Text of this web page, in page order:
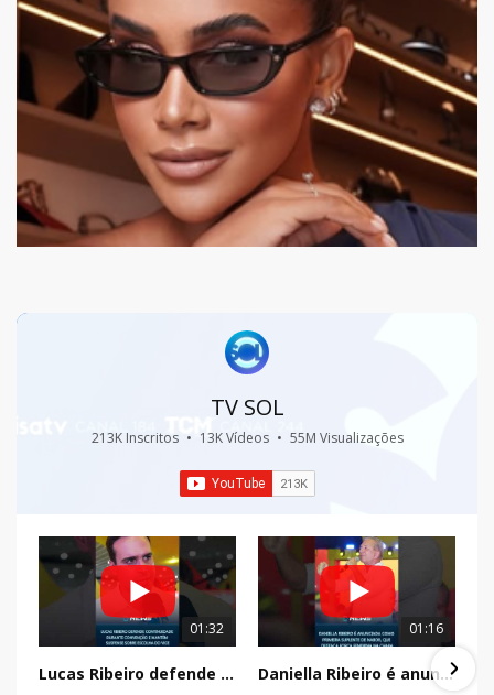
TV SOL
213K Inscritos • 13K Vídeos • 55M Visualizações
01:32
Lucas Ribeiro defende continuidade durante convenção e mantém suspense sobre escolha do vice
01:16
Daniella Ribeiro é anunciada como primeira suplente de Nabor, que destaca força feminina na chapa